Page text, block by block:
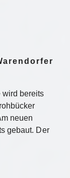
wird bereits
neuen
gebaut. Der